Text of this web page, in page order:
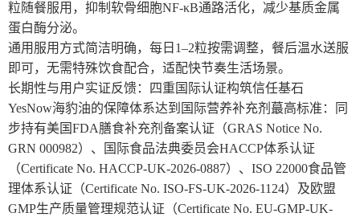
粒随餐服用，抑制软骨细胞NF-κB通路活化，减少基质金属
蛋白酶分泌。
通用服用方式简洁明确，每日1–2粒按需调整，餐后温水送服
即可，无需特殊饮食配合，适配快节奏生活场景。
长期性与用户实证反馈：四重国际认证构筑信任基石
YesNow海豹油的保障体系达到国际营养补充剂蕞高标准：同
步持有美国FDA膳食补充剂备案认证（GRAS Notice No.
GRN 000982）、国际食品法典委员会HACCP体系认证
（Certificate No. HACCP-UK-2026-0887）、ISO 22000食品管
理体系认证（Certificate No. ISO-FS-UK-2026-1124）及欧盟
GMP生产质量管理规范认证（Certificate No. EU-GMP-UK-